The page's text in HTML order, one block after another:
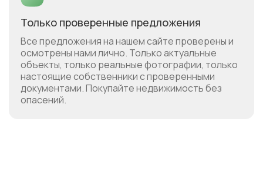
Только проверенные предложения
Все предложения на нашем сайте проверены и
осмотрены нами лично. Только актуальные
объекты, только реальные фотографии, только
настоящие собственники с проверенными
документами. Покупайте недвижимость без
опасений.